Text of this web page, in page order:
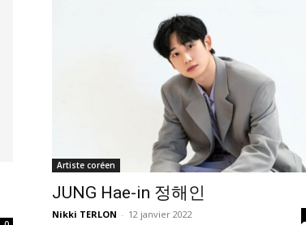
Artiste coréen
JUNG Hae-in 정해인
Nikki TERLON - 12 janvier 2022